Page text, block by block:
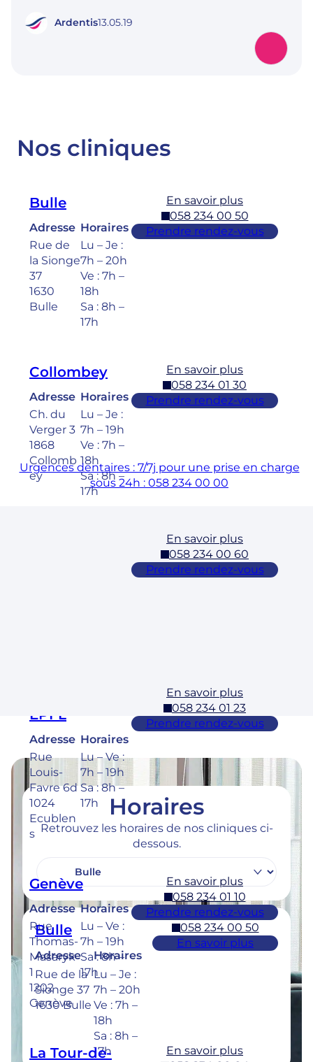
Ardentis13.05.19
Nos cliniques
Bulle
Adresse
Rue de
la Sionge
37
1630
Bulle
Horaires
Lu – Je :
7h – 20h
Ve : 7h –
18h
Sa : 8h –
17h
En savoir plus
058 234 00 50
Prendre rendez-vous
Collombey
Adresse
Ch. du
Verger 3
1868
Collomb
ey
Horaires
Lu – Je :
7h – 19h
Ve : 7h –
18h
Sa : 8h –
17h
En savoir plus
058 234 01 30
Prendre rendez-vous
En savoir plus
058 234 00 60
Prendre rendez-vous
EPFL
Adresse
Rue
Louis-
Favre 6d
1024
Ecublen
s
Horaires
Lu – Ve :
7h – 19h
Sa : 8h –
17h
En savoir plus
058 234 01 23
Prendre rendez-vous
Genève
Adresse
Rue
Thomas-
Masaryk
1
1202
Genève
Horaires
Lu – Ve :
7h – 19h
Sa : 8h –
17h
En savoir plus
058 234 01 10
Prendre rendez-vous
La Tour-de-
En savoir plus
Urgences dentaires : 7/7j pour une prise en charge
sous 24h : 058 234 00 00
Horaires
Retrouvez les horaires de nos cliniques ci-
dessous.
Bulle
Adresse
Rue de la
Sionge 37
1630 Bulle
Horaires
Lu – Je :
7h – 20h
Ve : 7h –
18h
Sa : 8h –
17h
058 234 00 50
En savoir plus